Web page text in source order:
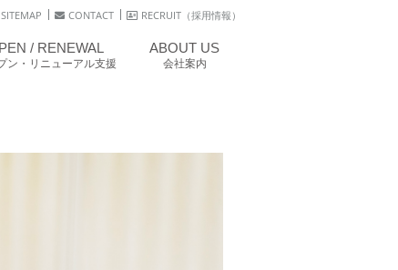
SITEMAP CONTACT RECRUIT（採用情報）
/ RENEWAL
ン・リニューアル支援
ABOUT US
会社案内